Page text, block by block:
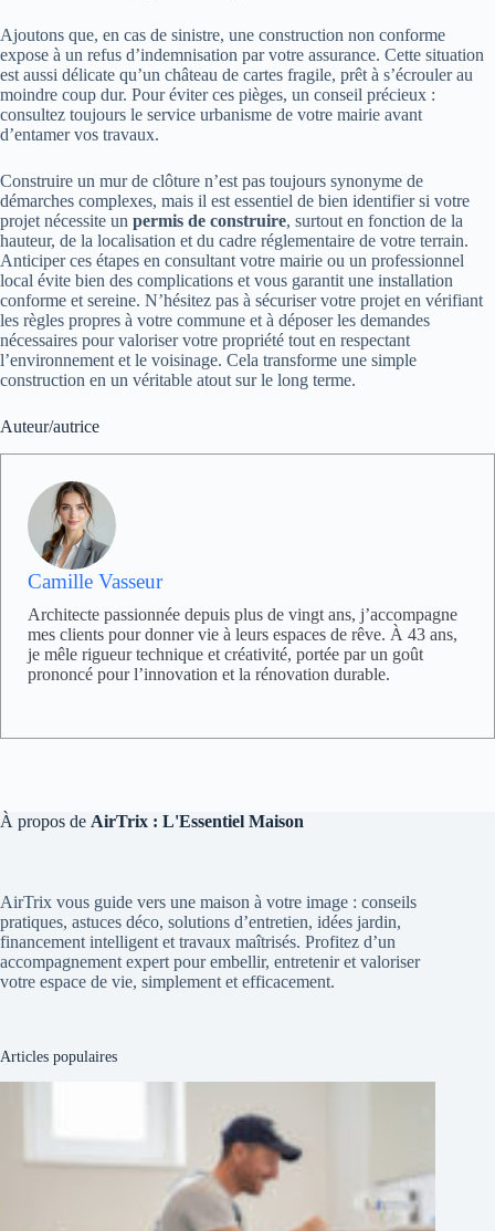
Ajoutons que, en cas de sinistre, une construction non conforme
expose à un refus d’indemnisation par votre assurance. Cette situation
est aussi délicate qu’un château de cartes fragile, prêt à s’écrouler au
moindre coup dur. Pour éviter ces pièges, un conseil précieux :
consultez toujours le service urbanisme de votre mairie avant
d’entamer vos travaux.
Construire un mur de clôture n’est pas toujours synonyme de
démarches complexes, mais il est essentiel de bien identifier si votre
projet nécessite un permis de construire, surtout en fonction de la
hauteur, de la localisation et du cadre réglementaire de votre terrain.
Anticiper ces étapes en consultant votre mairie ou un professionnel
local évite bien des complications et vous garantit une installation
conforme et sereine. N’hésitez pas à sécuriser votre projet en vérifiant
les règles propres à votre commune et à déposer les demandes
nécessaires pour valoriser votre propriété tout en respectant
l’environnement et le voisinage. Cela transforme une simple
construction en un véritable atout sur le long terme.
Auteur/autrice
Camille Vasseur
Architecte passionnée depuis plus de vingt ans, j’accompagne
mes clients pour donner vie à leurs espaces de rêve. À 43 ans,
je mêle rigueur technique et créativité, portée par un goût
prononcé pour l’innovation et la rénovation durable.
À propos de AirTrix : L'Essentiel Maison
AirTrix vous guide vers une maison à votre image : conseils
pratiques, astuces déco, solutions d’entretien, idées jardin,
financement intelligent et travaux maîtrisés. Profitez d’un
accompagnement expert pour embellir, entretenir et valoriser
votre espace de vie, simplement et efficacement.
Articles populaires